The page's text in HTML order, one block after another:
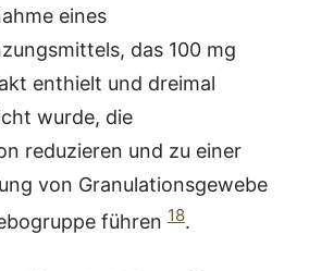
eines
das 100 mg
enthielt und dreimal
wurde, die
reduzieren und zu einer
von Granulationsgewebe
führen 18.